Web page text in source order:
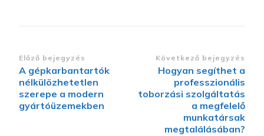
Bejegyzések
navigációja
Előző bejegyzés
A gépkarbantartók
nélkülözhetetlen
szerepe a modern
gyártóüzemekben
Következő bejegyzés
Hogyan segíthet a
professzionális
toborzási szolgáltatás
a megfelelő
munkatársak
megtalálásában?